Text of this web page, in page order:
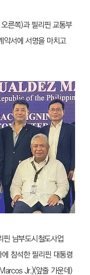
른쪽)과 필리핀 교통부
약서에 서명을 마치고
남부도시철도사업
참석한 필리핀 대통령
Jr.)(앞줄 가운데)